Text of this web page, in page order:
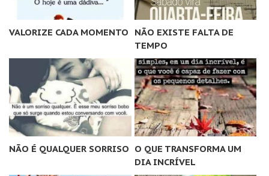
VALORIZE CADA MOMENTO
NÃO EXISTE FALTA DE
TEMPO
NÃO É QUALQUER SORRISO O QUE TRANSFORMA UM
DIA INCRÍVEL